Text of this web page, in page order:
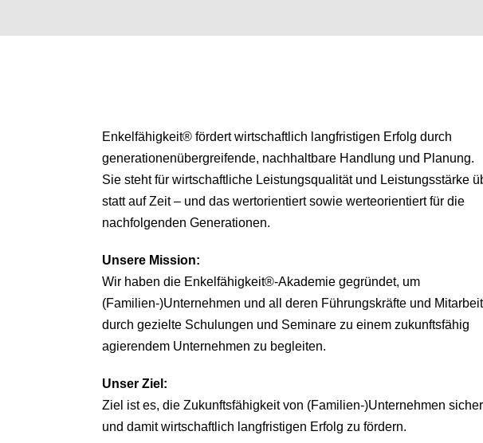
Enkelfähigkeit® fördert wirtschaftlich langfristigen Erfolg durch
generationenübergreifende, nachhaltbare Handlung und Planung.
Sie steht für wirtschaftliche Leistungsqualität und Leistungsstärke
statt auf Zeit – und das wertorientiert sowie werteorientiert für die
nachfolgenden Generationen.
Unsere Mission:
Wir haben die Enkelfähigkeit®-Akademie gegründet, um
(Familien-)Unternehmen und all deren Führungskräfte und
durch gezielte Schulungen und Seminare zu einem zukunftsfähig
agierendem Unternehmen zu begleiten.
Unser Ziel:
Ziel ist es, die Zukunftsfähigkeit von (Familien-)Unternehmen
und damit wirtschaftlich langfristigen Erfolg zu fördern.